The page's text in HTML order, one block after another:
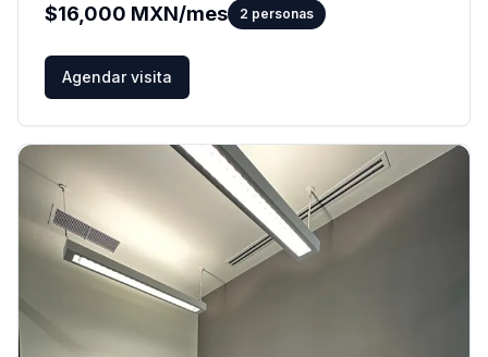
$16,000 MXN/mes 2 personas
Agendar visita